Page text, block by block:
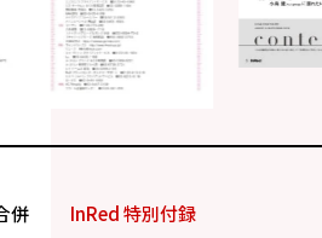
併
InRed 特別付録